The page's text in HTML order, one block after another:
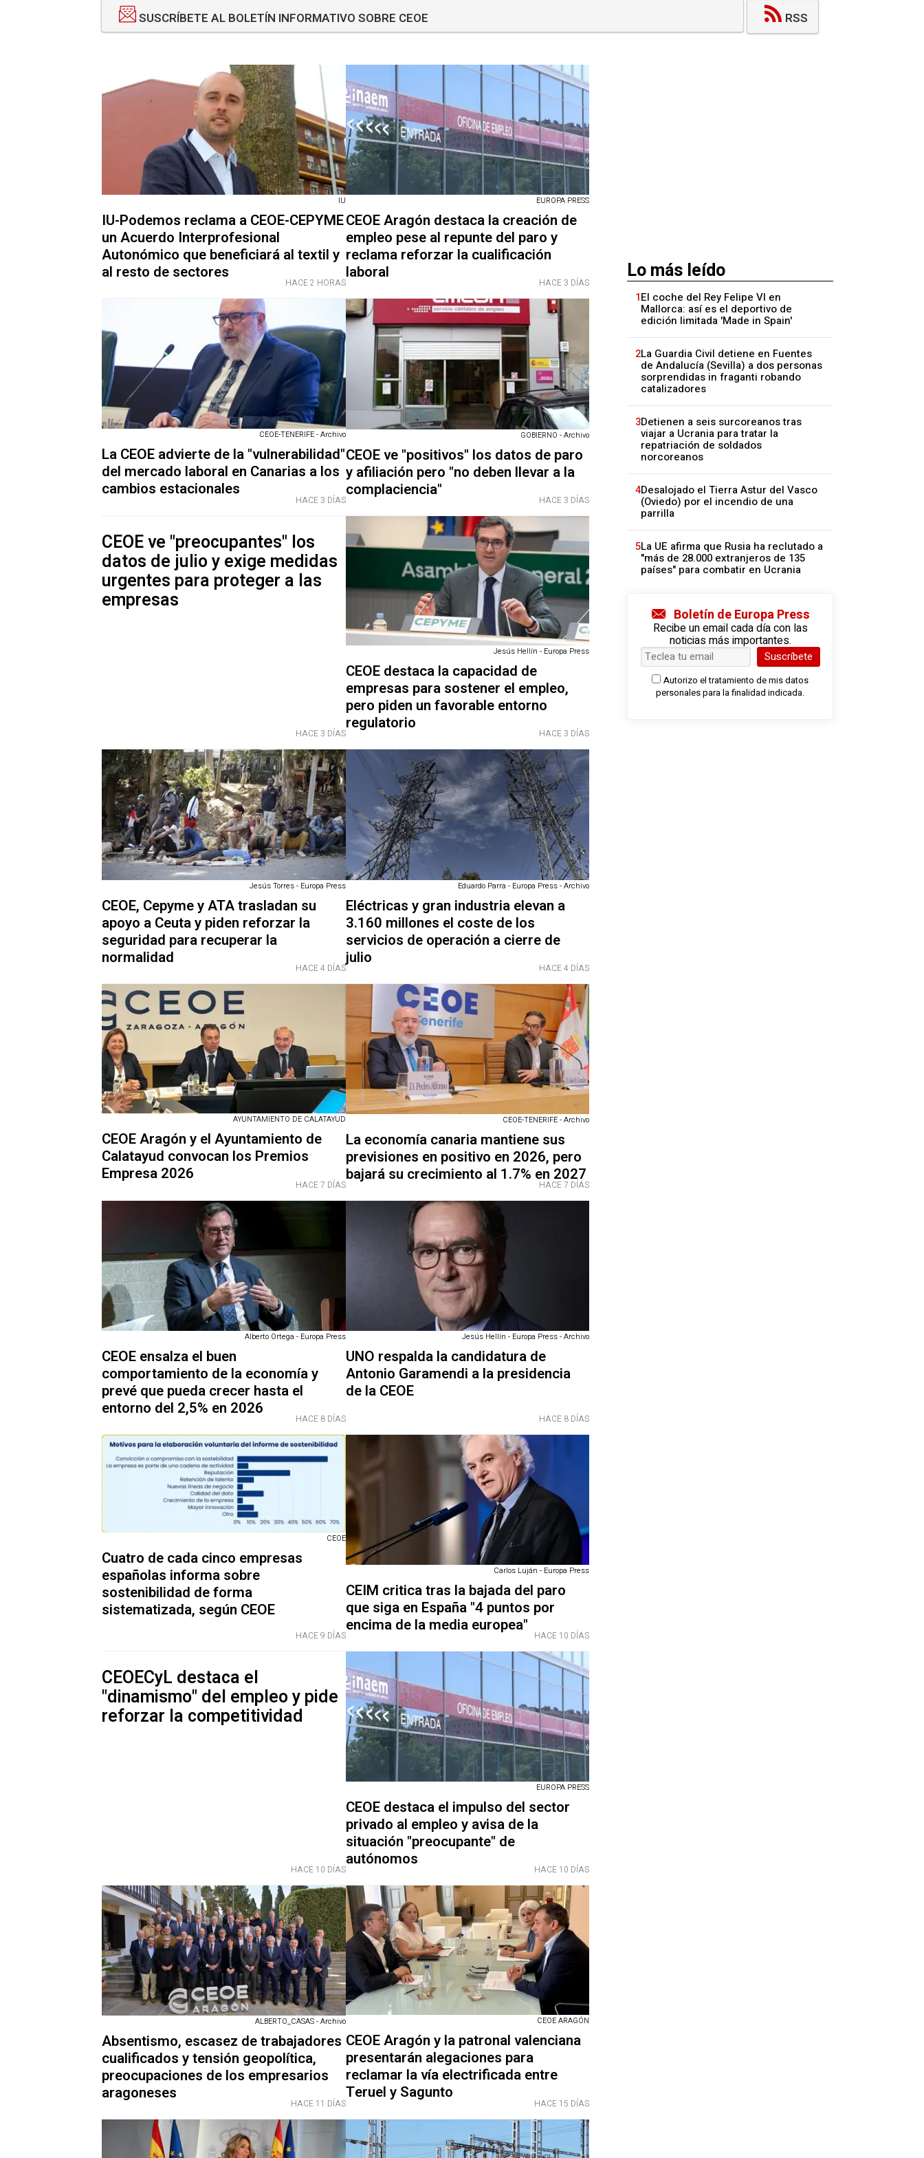
SUSCRÍBETE AL BOLETÍN INFORMATIVO SOBRE CEOE RSS
IU
IU-Podemos reclama a CEOE-CEPYME
un Acuerdo Interprofesional
Autonómico que beneficiará al textil y
al resto de sectores
HACE 2 HORAS
EUROPA PRESS
CEOE Aragón destaca la creación de
empleo pese al repunte del paro y
reclama reforzar la cualificación
laboral
HACE 3 DÍAS
CEOE-TENERIFE - Archivo
La CEOE advierte de la "vulnerabilidad"
del mercado laboral en Canarias a los
cambios estacionales
HACE 3 DÍAS
GOBIERNO - Archivo
CEOE ve "positivos" los datos de paro
y afiliación pero "no deben llevar a la
complaciencia"
HACE 3 DÍAS
CEOE ve "preocupantes" los
datos de julio y exige medidas
urgentes para proteger a las
empresas
HACE 3 DÍAS
Jesús Hellín - Europa Press
CEOE destaca la capacidad de
empresas para sostener el empleo,
pero piden un favorable entorno
regulatorio
HACE 3 DÍAS
Jesús Torres - Europa Press
CEOE, Cepyme y ATA trasladan su
apoyo a Ceuta y piden reforzar la
seguridad para recuperar la
normalidad
HACE 4 DÍAS
Eduardo Parra - Europa Press - Archivo
Eléctricas y gran industria elevan a
3.160 millones el coste de los
servicios de operación a cierre de
julio
HACE 4 DÍAS
AYUNTAMIENTO DE CALATAYUD
CEOE Aragón y el Ayuntamiento de
Calatayud convocan los Premios
Empresa 2026
HACE 7 DÍAS
CEOE-TENERIFE - Archivo
La economía canaria mantiene sus
previsiones en positivo en 2026, pero
bajará su crecimiento al 1.7% en 2027
HACE 7 DÍAS
Alberto Ortega - Europa Press
CEOE ensalza el buen
comportamiento de la economía y
prevé que pueda crecer hasta el
entorno del 2,5% en 2026
HACE 8 DÍAS
Jesús Hellín - Europa Press - Archivo
UNO respalda la candidatura de
Antonio Garamendi a la presidencia
de la CEOE
HACE 8 DÍAS
CEOE
Cuatro de cada cinco empresas
españolas informa sobre
sostenibilidad de forma
sistematizada, según CEOE
HACE 9 DÍAS
Carlos Luján - Europa Press
CEIM critica tras la bajada del paro
que siga en España "4 puntos por
encima de la media europea"
HACE 10 DÍAS
CEOECyL destaca el
"dinamismo" del empleo y pide
reforzar la competitividad
HACE 10 DÍAS
EUROPA PRESS
CEOE destaca el impulso del sector
privado al empleo y avisa de la
situación "preocupante" de
autónomos
HACE 10 DÍAS
ALBERTO_CASAS - Archivo
Absentismo, escasez de trabajadores
cualificados y tensión geopolítica,
preocupaciones de los empresarios
aragoneses
HACE 11 DÍAS
CEOE ARAGÓN
CEOE Aragón y la patronal valenciana
presentarán alegaciones para
reclamar la vía electrificada entre
Teruel y Sagunto
HACE 15 DÍAS
Lo más leído
1El coche del Rey Felipe VI en
Mallorca: así es el deportivo de
edición limitada 'Made in Spain'
2La Guardia Civil detiene en Fuentes
de Andalucía (Sevilla) a dos personas
sorprendidas in fraganti robando
catalizadores
3Detienen a seis surcoreanos tras
viajar a Ucrania para tratar la
repatriación de soldados
norcoreanos
4Desalojado el Tierra Astur del Vasco
(Oviedo) por el incendio de una
parrilla
5La UE afirma que Rusia ha reclutado a
"más de 28.000 extranjeros de 135
países" para combatir en Ucrania
Boletín de Europa Press
Recibe un email cada día con las
noticias más importantes.
Suscríbete
Autorizo el tratamiento de mis datos
personales para la finalidad indicada.